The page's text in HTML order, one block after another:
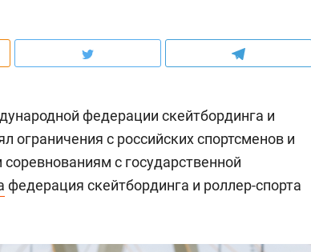
федерации скейтбординга и
ограничения с российских спортсменов и
с государственной
федерация скейтбординга и роллер-спорта